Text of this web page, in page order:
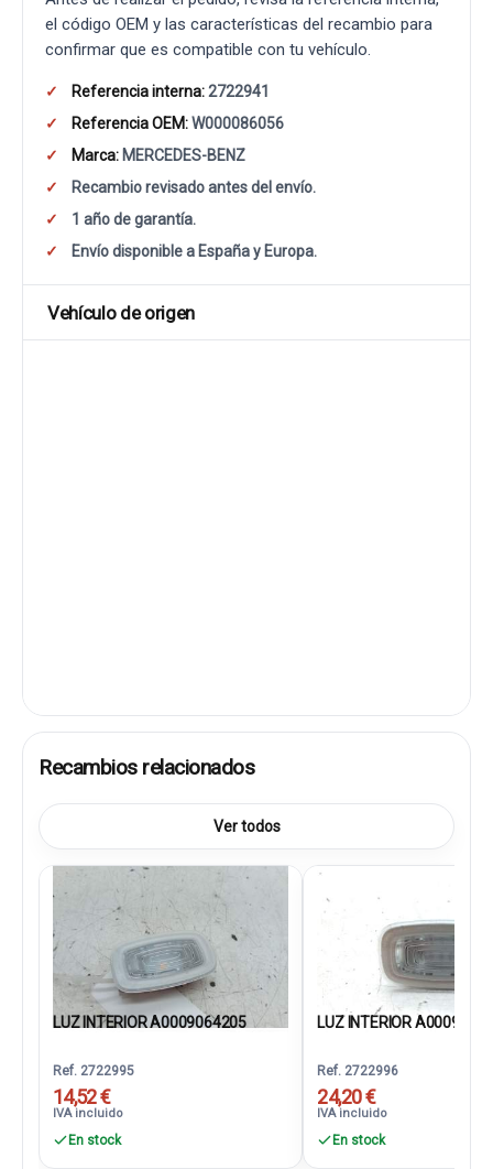
el código OEM y las características del recambio para
confirmar que es compatible con tu vehículo.
Referencia interna:2722941
Referencia OEM:W000086056
Marca: MERCEDES-BENZ
Recambio revisado antes del envío.
1 año de garantía.
Envío disponible a España y Europa.
Vehículo de origen
Recambios relacionados
Ver todos
LUZ INTERIOR A0009064205
Ref. 2722995
14,52 €
IVA incluido
En stock
LUZ INTERIOR
Ref. 2722996
24,20 €
IVA incluido
En stock